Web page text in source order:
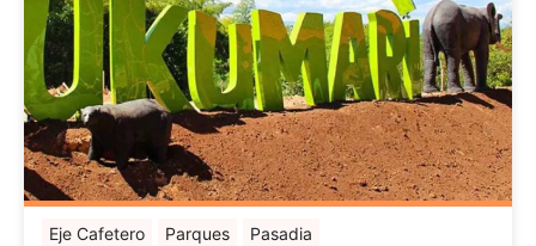
Eje Cafetero Parques Pasadia